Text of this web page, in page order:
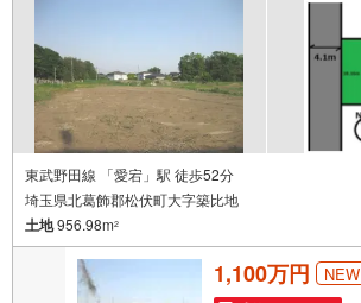
東武野田線 「愛宕」駅 徒歩52分
埼玉県北葛飾郡松伏町大字築比地
土地956.98m2
1,100万円 NEW